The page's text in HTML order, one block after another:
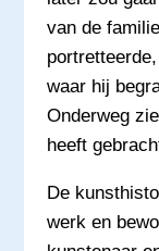
van de
waar hij
Onderweg
heeft
De
werk en